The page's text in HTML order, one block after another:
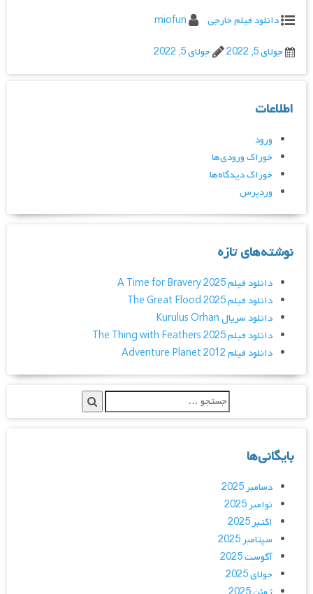
دانلود فیلم خارجی
miofun
جولای 5, 2022
جولای 5, 2022
اطلاعات
ورود
خوراک ورودی‌ها
خوراک دیدگاه‌ها
وردپرس
نوشته‌های تازه
دانلود فیلم A Time for Bravery 2025
دانلود فیلم The Great Flood 2025
دانلود سریال Kurulus Orhan
دانلود فیلم The Thing with Feathers 2025
دانلود فیلم Adventure Planet 2012
بایگانی‌ها
دسامبر 2025
نوامبر 2025
اکتبر 2025
سپتامبر 2025
آگوست 2025
جولای 2025